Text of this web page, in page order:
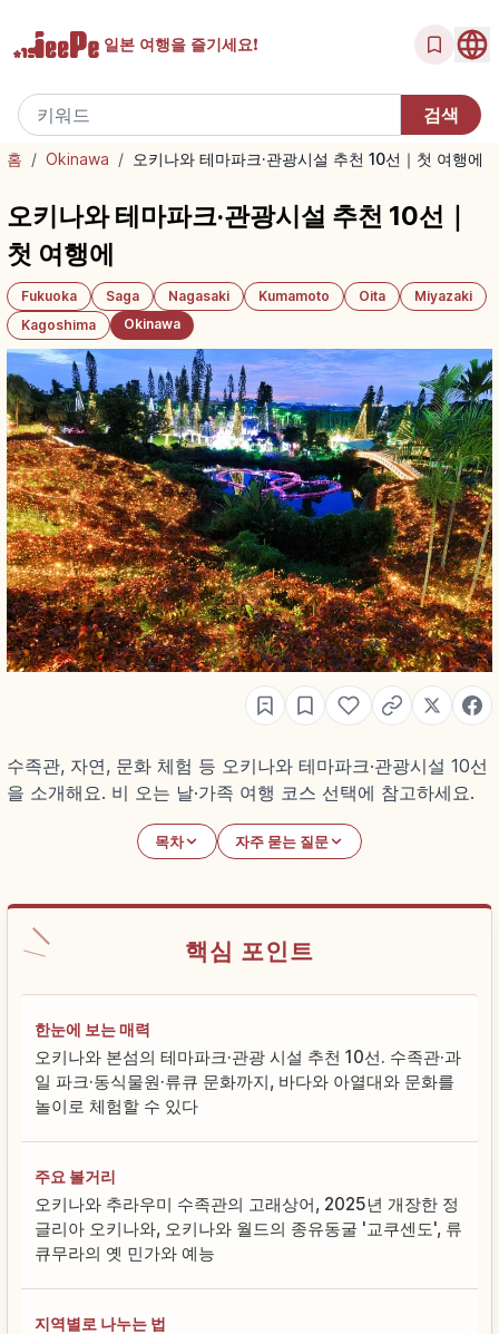
일본 여행을 즐기세요!
홈 / Okinawa / 오키나와 테마파크·관광시설 추천 10선｜첫 여행에
오키나와 테마파크·관광시설 추천 10선｜
첫 여행에
Fukuoka Saga Nagasaki Kumamoto Oita
Miyazaki
Kagoshima
Okinawa
수족관, 자연, 문화 체험 등 오키나와 테마파크·관광시설 10선
을 소개해요. 비 오는 날·가족 여행 코스 선택에 참고하세요.
목차 자주 묻는 질문
핵심 포인트
한눈에 보는 매력
오키나와 본섬의 테마파크·관광 시설 추천 10선. 수족관·과
일 파크·동식물원·류큐 문화까지, 바다와 아열대와 문화를
놀이로 체험할 수 있다
주요 볼거리
오키나와 추라우미 수족관의 고래상어, 2025년 개장한 정
글리아 오키나와, 오키나와 월드의 종유동굴 '교쿠센도', 류
큐무라의 옛 민가와 예능
지역별로 나누는 법